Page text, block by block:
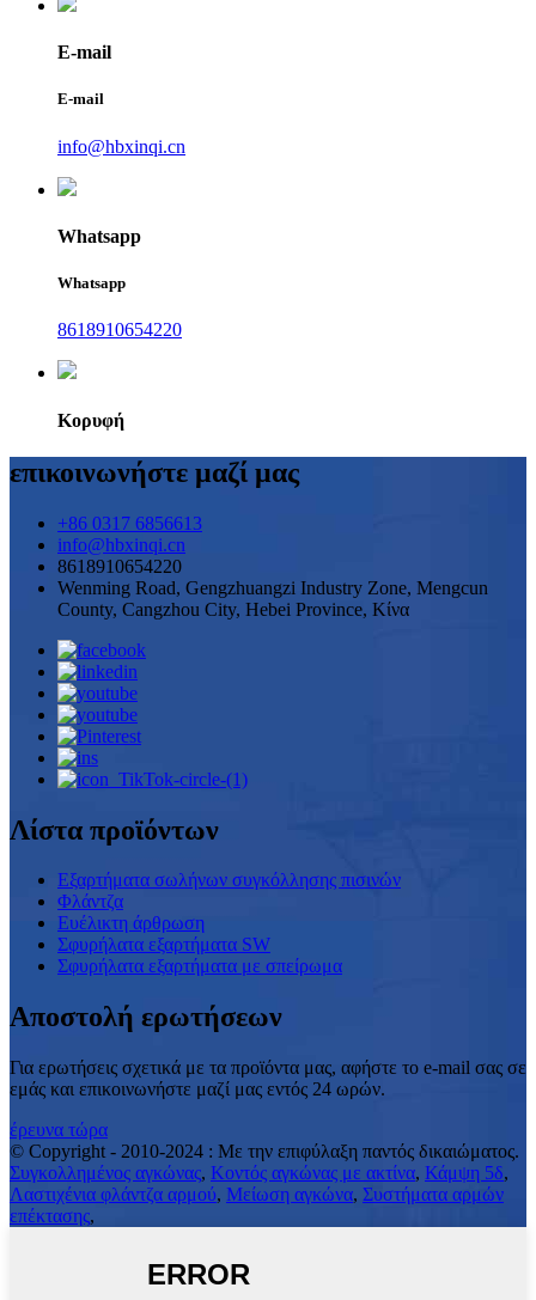
E-mail
E-mail
info@hbxinqi.cn
Whatsapp
Whatsapp
8618910654220
Κορυφή
επικοινωνήστε μαζί μας
+86 0317 6856613
info@hbxinqi.cn
8618910654220
Wenming Road, Gengzhuangzi Industry Zone, Mengcun
County, Cangzhou City, Hebei Province, Κίνα
Λίστα προϊόντων
Εξαρτήματα σωλήνων συγκόλλησης πισινών
Φλάντζα
Ευέλικτη άρθρωση
Σφυρήλατα εξαρτήματα SW
Σφυρήλατα εξαρτήματα με σπείρωμα
Αποστολή ερωτήσεων
Για ερωτήσεις σχετικά με τα προϊόντα μας, αφήστε το e-mail σας σε
εμάς και επικοινωνήστε μαζί μας εντός 24 ωρών.
έρευνα τώρα
© Copyright - 2010-2024 : Με την επιφύλαξη παντός δικαιώματος.
Συγκολλημένος αγκώνας, Κοντός αγκώνας με ακτίνα, Κάμψη 5δ,
Λαστιχένια φλάντζα αρμού, Μείωση αγκώνα, Συστήματα αρμών
επέκτασης,